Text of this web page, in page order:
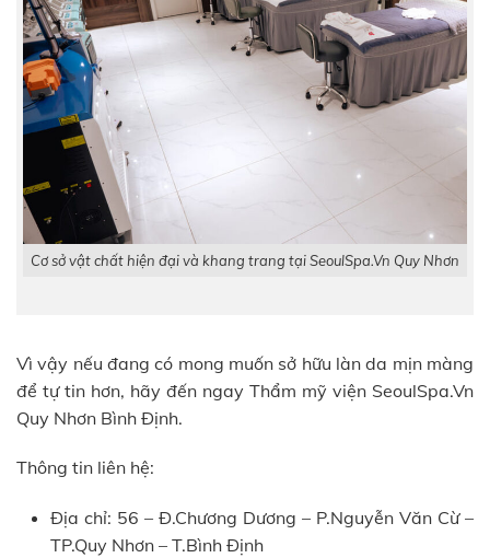
Cơ sở vật chất hiện đại và khang trang tại SeoulSpa.Vn Quy Nhơn
Vì vậy nếu đang có mong muốn sở hữu làn da mịn màng
để tự tin hơn, hãy đến ngay Thẩm mỹ viện SeoulSpa.Vn
Quy Nhơn Bình Định.
Thông tin liên hệ:
Địa chỉ: 56 – Đ.Chương Dương – P.Nguyễn Văn Cừ –
TP.Quy Nhơn – T.Bình Định